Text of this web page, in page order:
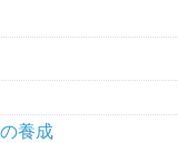
養成